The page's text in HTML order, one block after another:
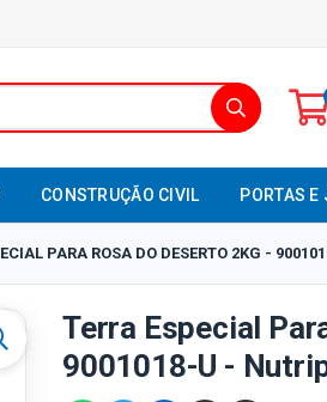
CONSTRUÇÃO CIVIL PORTAS E
PARA ROSA DO DESERTO 2KG -
Terra Especial
9001018-U -